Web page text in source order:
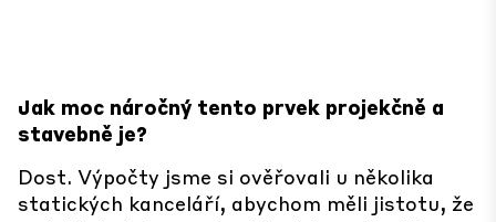
Jak moc náročný tento prvek projekčně a
stavebně je?
Dost. Výpočty jsme si ověřovali u několika
statických kanceláří, abychom měli jistotu, že